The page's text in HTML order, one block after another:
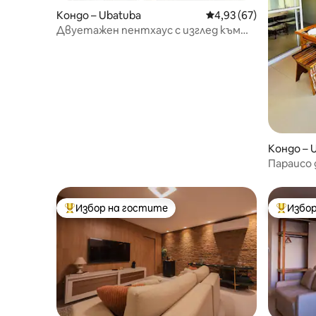
Кондо – Ubatuba Средна оценка: 4,93
4,93 (67)
Двуетажен пентхаус с изглед към
Кондо –
Параисо
Най-популярен избор на гостите
Избор на гостите Най-